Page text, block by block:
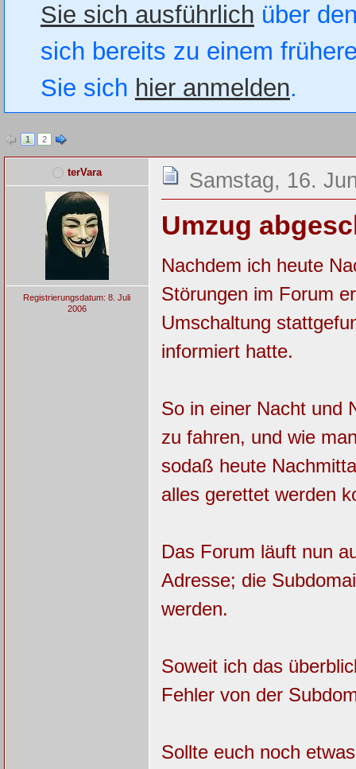
Sie sich ausführlich über
sich bereits zu einem
Sie sich hier anmelden.
1 2
terVara
Registrierungsdatum: 8. Juli
2006
Samstag, 16.
Umzug
Nachdem ich heute
Störungen im Forum
Umschaltung
informiert hatte.
So in einer Nacht und
zu fahren, und wie
sodaß heute
alles gerettet werden
Das Forum läuft nun
Adresse; die
werden.
Soweit ich das
Fehler von der
Sollte euch noch